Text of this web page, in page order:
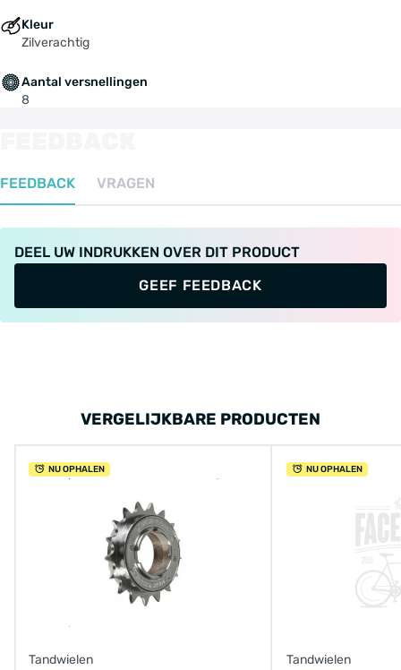
Kleur
Zilverachtig
Aantal versnellingen
8
FEEDBACK VRAGEN
DEEL UW INDRUKKEN OVER DIT PRODUCT
GEEF FEEDBACK
VERGELIJKBARE PRODUCTEN
NU OPHALEN
Tandwielen
NU OPHALEN
Tandwielen